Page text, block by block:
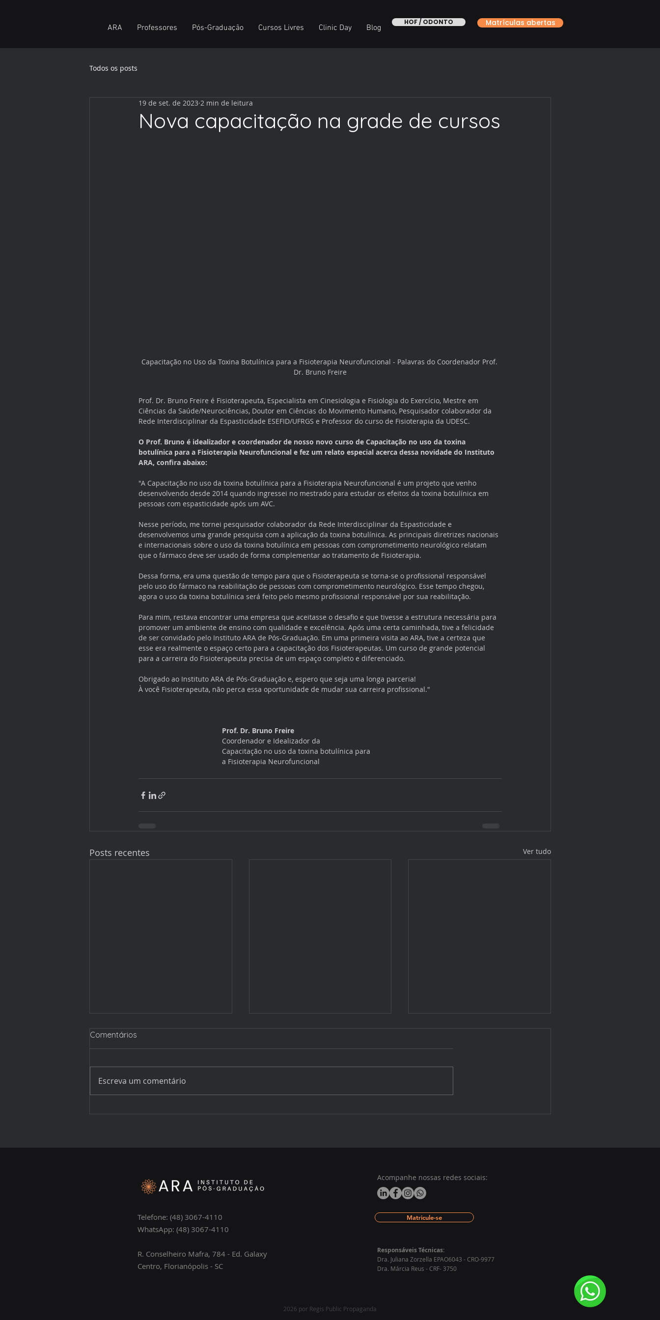
ARA Professores Pós-Graduação Cursos Livres Clinic Day Blog
HOF / ODONTO Matrículas abertas
Todos os posts
Nova capacitação na grade de cursos
19 de set. de 2023 2 min de leitura
Capacitação no Uso da Toxina Botulínica para a Fisioterapia Neurofuncional - Palavras do Coordenador Prof.
Dr. Bruno Freire
Prof. Dr. Bruno Freire é Fisioterapeuta, Especialista em Cinesiologia e Fisiologia do Exercício, Mestre em
Ciências da Saúde/Neurociências, Doutor em Ciências do Movimento Humano, Pesquisador colaborador da
Rede Interdisciplinar da Espasticidade ESEFID/UFRGS e Professor do curso de Fisioterapia da UDESC.
O Prof. Bruno é idealizador e coordenador de nosso novo curso de Capacitação no uso da toxina
botulínica para a Fisioterapia Neurofuncional e fez um relato especial acerca dessa novidade do Instituto
ARA, confira abaixo:
"A Capacitação no uso da toxina botulínica para a Fisioterapia Neurofuncional é um projeto que venho
desenvolvendo desde 2014 quando ingressei no mestrado para estudar os efeitos da toxina botulínica em
pessoas com espasticidade após um AVC.
Nesse período, me tornei pesquisador colaborador da Rede Interdisciplinar da Espasticidade e
desenvolvemos uma grande pesquisa com a aplicação da toxina botulínica. As principais diretrizes nacionais
e internacionais sobre o uso da toxina botulínica em pessoas com comprometimento neurológico relatam
que o fármaco deve ser usado de forma complementar ao tratamento de Fisioterapia.
Dessa forma, era uma questão de tempo para que o Fisioterapeuta se torna-se o profissional responsável
pelo uso do fármaco na reabilitação de pessoas com comprometimento neurológico. Esse tempo chegou,
agora o uso da toxina botulínica será feito pelo mesmo profissional responsável por sua reabilitação.
Para mim, restava encontrar uma empresa que aceitasse o desafio e que tivesse a estrutura necessária para
promover um ambiente de ensino com qualidade e excelência. Após uma certa caminhada, tive a felicidade
de ser convidado pelo Instituto ARA de Pós-Graduação. Em uma primeira visita ao ARA, tive a certeza que
esse era realmente o espaço certo para a capacitação dos Fisioterapeutas. Um curso de grande potencial
para a carreira do Fisioterapeuta precisa de um espaço completo e diferenciado.
Obrigado ao Instituto ARA de Pós-Graduação e, espero que seja uma longa parceria!
À você Fisioterapeuta, não perca essa oportunidade de mudar sua carreira profissional."
Prof. Dr. Bruno Freire
Coordenador e Idealizador da
Capacitação no uso da toxina botulínica para
a Fisioterapia Neurofuncional
Posts recentes Ver tudo
Comentários
Escreva um comentário
Telefone: (48) 3067-4110
WhatsApp: (48) 3067-4110
R. Conselheiro Mafra, 784 - Ed. Galaxy
Centro, Florianópolis - SC
Acompanhe nossas redes sociais:
Matricule-se
Responsáveis Técnicas:
Dra. Juliana Zorzella EPAO6043 - CRO-9977
Dra. Márcia Reus - CRF- 3750
2026 por Regis Public Propaganda